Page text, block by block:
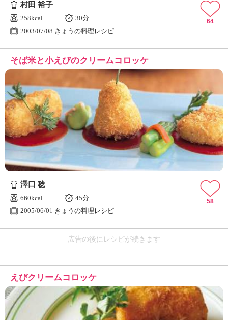
村田 裕子
258kcal
30分
2003/07/08 きょうの料理レシピ
64
そば米と小えびのクリームコロッケ
澤口 稔
660kcal
45分
2005/06/01 きょうの料理レシピ
58
広告の後にレシピが続きます
えびクリームコロッケ